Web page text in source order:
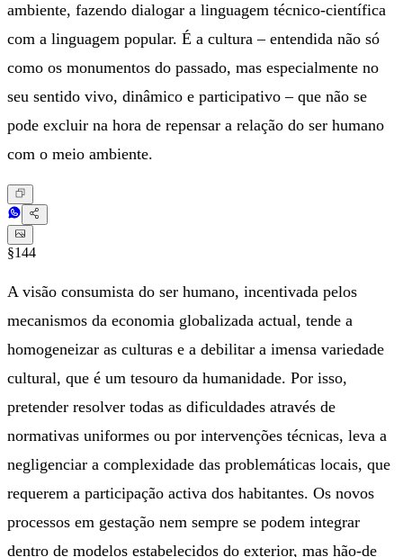
ambiente, fazendo dialogar a linguagem técnico-científica
com a linguagem popular. É a cultura – entendida não só
como os monumentos do passado, mas especialmente no
seu sentido vivo, dinâmico e participativo – que não se
pode excluir na hora de repensar a relação do ser humano
com o meio ambiente.
§144
A visão consumista do ser humano, incentivada pelos
mecanismos da economia globalizada actual, tende a
homogeneizar as culturas e a debilitar a imensa variedade
cultural, que é um tesouro da humanidade. Por isso,
pretender resolver todas as dificuldades através de
normativas uniformes ou por intervenções técnicas, leva a
negligenciar a complexidade das problemáticas locais, que
requerem a participação activa dos habitantes. Os novos
processos em gestação nem sempre se podem integrar
dentro de modelos estabelecidos do exterior, mas hão-de